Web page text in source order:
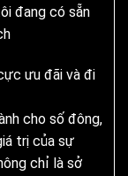
đang có sẵn
ưu đãi và đi
cho số đông,
trị của sự
chỉ là sở